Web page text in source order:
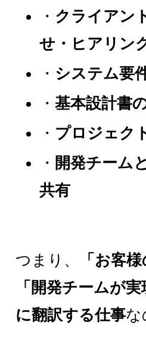
・ クライアン
せ・ヒアリン
・ システム要
・基本設計書
・ プロジェク
・ 開発チーム
共有
つまり、
「お客
「開発チームが実
に翻訳する仕事な